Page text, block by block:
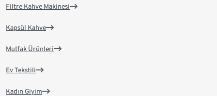
Filtre Kahve Makinesi
Kapsül Kahve
Mutfak Ürünleri
Ev Tekstili
Kadın Giyim